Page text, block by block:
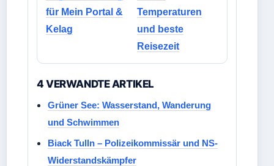
für Mein Portal &
Kelag
Temperaturen
und beste
Reisezeit
4 VERWANDTE ARTIKEL
Grüner See: Wasserstand, Wanderung
und Schwimmen
Biack Tulln – Polizeikommissär und NS-
Widerstandskämpfer